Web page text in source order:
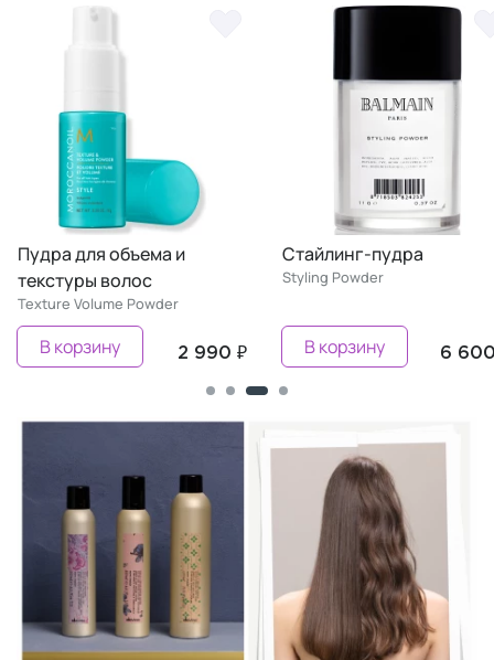
Пудра для объема и
текстуры волос
Texture Volume Powder
2 990 ₽
В корзину
Стайлинг-пудра
Styling Powder
6
В корзину